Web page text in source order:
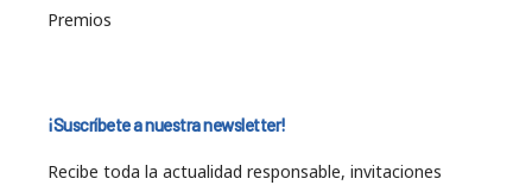
Premios
¡Suscríbete a nuestra newsletter!
Recibe toda la actualidad responsable, invitaciones